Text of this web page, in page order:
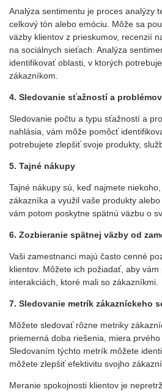
Analýza sentimentu je proces analýzy
celkový tón alebo emóciu. Môže sa
väzby klientov z prieskumov, recenzií
na sociálnych sieťach. Analýza
identifikovať oblasti, v ktorých
zákazníkom.
4. Sledovanie sťažností a
Sledovanie počtu a typu sťažností a
nahlásia, vám môže pomôcť
potrebujete zlepšiť svoje produkty,
5. Tajné nákupy
Tajné nákupy sú, keď najmete
zákazníka a využil vaše produkty
vám potom poskytne spätnú väzbu o
6. Zozbieranie spätnej väzby od
Vaši zamestnanci majú často cenné
klientov. Môžete ich požiadať, aby
interakciách, ktoré mali so zákazníkmi.
7. Sledovanie metrík zákazníckeho
Môžete sledovať rôzne metriky
priemerná doba riešenia, miera
Sledovaním týchto metrík môžete
môžete zlepšiť efektivitu svojho
Meranie spokojnosti klientov je